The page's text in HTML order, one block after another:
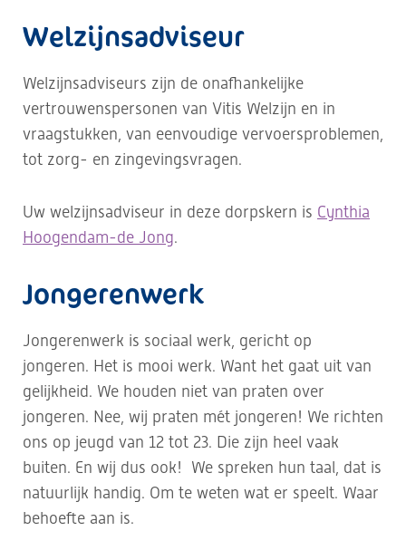
Welzijnsadviseur
Welzijnsadviseurs zijn de onafhankelijke
vertrouwenspersonen van Vitis Welzijn en in
vraagstukken, van eenvoudige vervoersproblemen,
tot zorg- en zingevingsvragen.
Uw welzijnsadviseur in deze dorpskern is Cynthia
Hoogendam-de Jong.
Jongerenwerk
Jongerenwerk is sociaal werk, gericht op
jongeren. Het is mooi werk. Want het gaat uit van
gelijkheid. We houden niet van praten over
jongeren. Nee, wij praten mét jongeren! We richten
ons op jeugd van 12 tot 23. Die zijn heel vaak
buiten. En wij dus ook! We spreken hun taal, dat is
natuurlijk handig. Om te weten wat er speelt. Waar
behoefte aan is.